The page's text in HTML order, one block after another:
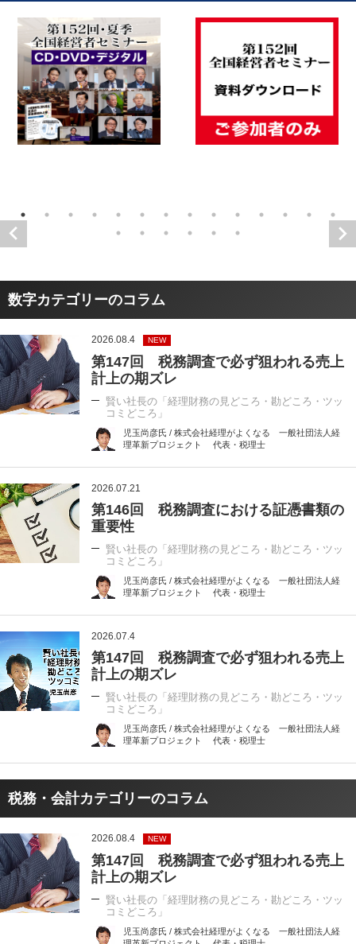
数字カテゴリーのコラム
2026.08.4 NEW
第147回 税務調査で必ず狙われる売上
計上の期ズレ
賢い社長の「経理財務の見どころ・勘どころ・ツッ
コミどころ」
児玉尚彦氏 / 株式会社経理がよくなる 一般社団法人経
理革新プロジェクト 代表・税理士
2026.07.21
第146回 税務調査における証憑書類の
重要性
賢い社長の「経理財務の見どころ・勘どころ・ツッ
コミどころ」
児玉尚彦氏 / 株式会社経理がよくなる 一般社団法人経
理革新プロジェクト 代表・税理士
2026.07.4
第147回 税務調査で必ず狙われる売上
計上の期ズレ
賢い社長の「経理財務の見どころ・勘どころ・ツッ
コミどころ」
児玉尚彦氏 / 株式会社経理がよくなる 一般社団法人経
理革新プロジェクト 代表・税理士
税務・会計カテゴリーのコラム
2026.08.4 NEW
第147回 税務調査で必ず狙われる売上
計上の期ズレ
賢い社長の「経理財務の見どころ・勘どころ・ツッ
コミどころ」
児玉尚彦氏 / 株式会社経理がよくなる 一般社団法人経